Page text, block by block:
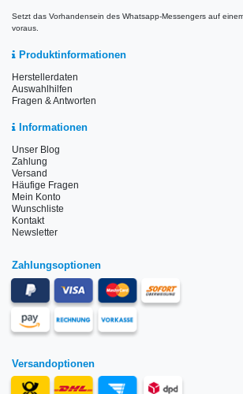
Setzt das Vorhandensein des Whatsapp-Messengers auf
voraus.
Produktinformationen
Herstellerdaten
Auswahlhilfen
Fragen & Antworten
Informationen
Unser Blog
Zahlung
Versand
Häufige Fragen
Mein Konto
Wunschliste
Kontakt
Newsletter
Zahlungsoptionen
Versandoptionen